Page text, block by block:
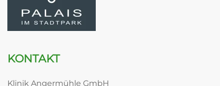
KONTAKT
Klinik Angermühle GmbH